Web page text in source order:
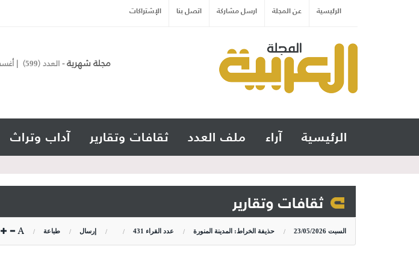
الرئيسية عن المجلة ارسل مشاركة اتصل بنا الإشتراكات
مجلة شهرية- العدد (599) | أغسطس 2026
الرئيسية آراء ملف العدد ثقافات وتقارير آداب وتراث
ثقافات وتقارير
السبت 23/05/2026 حذيفة الخراط: المدينة المنورة عدد القراء 431 إرسال طباعة